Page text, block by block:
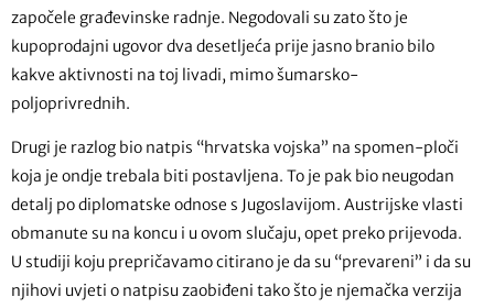
započele građevinske radnje. Negodovali su zato što je
kupoprodajni ugovor dva desetljeća prije jasno branio bilo
kakve aktivnosti na toj livadi, mimo šumarsko-
poljoprivrednih.
Drugi je razlog bio natpis “hrvatska vojska” na spomen-ploči
koja je ondje trebala biti postavljena. To je pak bio neugodan
detalj po diplomatske odnose s Jugoslavijom. Austrijske vlasti
obmanute su na koncu i u ovom slučaju, opet preko prijevoda.
U studiji koju prepričavamo citirano je da su “prevareni” i da su
njihovi uvjeti o natpisu zaobiđeni tako što je njemačka verzija